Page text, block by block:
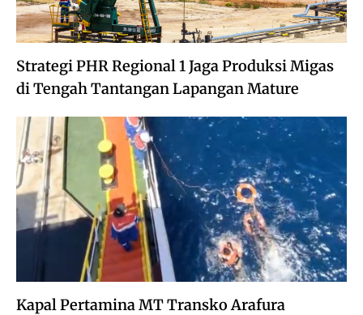
Strategi PHR Regional 1 Jaga Produksi Migas
di Tengah Tantangan Lapangan Mature
Kapal Pertamina MT Transko Arafura